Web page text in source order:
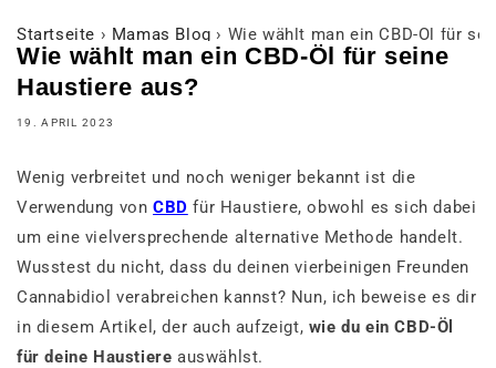
Startseite › Mamas Blog › Wie wählt man ein CBD-Öl für
Wie wählt man ein CBD-Öl für seine
Haustiere aus?
19. APRIL 2023
Wenig verbreitet und noch weniger bekannt ist die
Verwendung von CBD für Haustiere, obwohl es sich dabei
um eine vielversprechende alternative Methode handelt.
Wusstest du nicht, dass du deinen vierbeinigen Freunden
Cannabidiol verabreichen kannst? Nun, ich beweise es dir
in diesem Artikel, der auch aufzeigt, wie du ein CBD-Öl
für deine Haustiere auswählst.